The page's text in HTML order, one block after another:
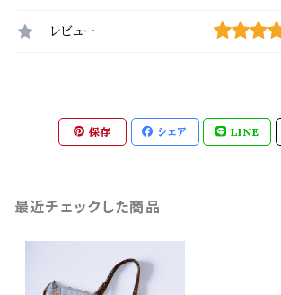
レビュー
保存 シェア LINE
最近チェックした商品